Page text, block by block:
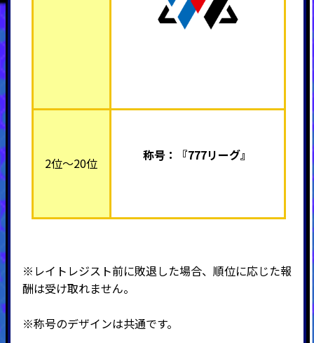
2位～20位 称号：『777リーグ』
※レイトレジスト前に敗退した場合、順位に応じた報
酬は受け取れません。
※称号のデザインは共通です。